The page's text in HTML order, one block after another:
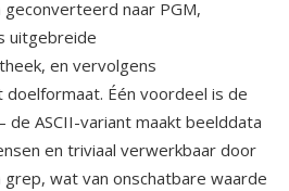
naar PGM,
uitgebreide
en vervolgens
Één voordeel is de
ASCII-variant maakt beelddata
en triviaal verwerkbaar door
wat van onschatbare waarde